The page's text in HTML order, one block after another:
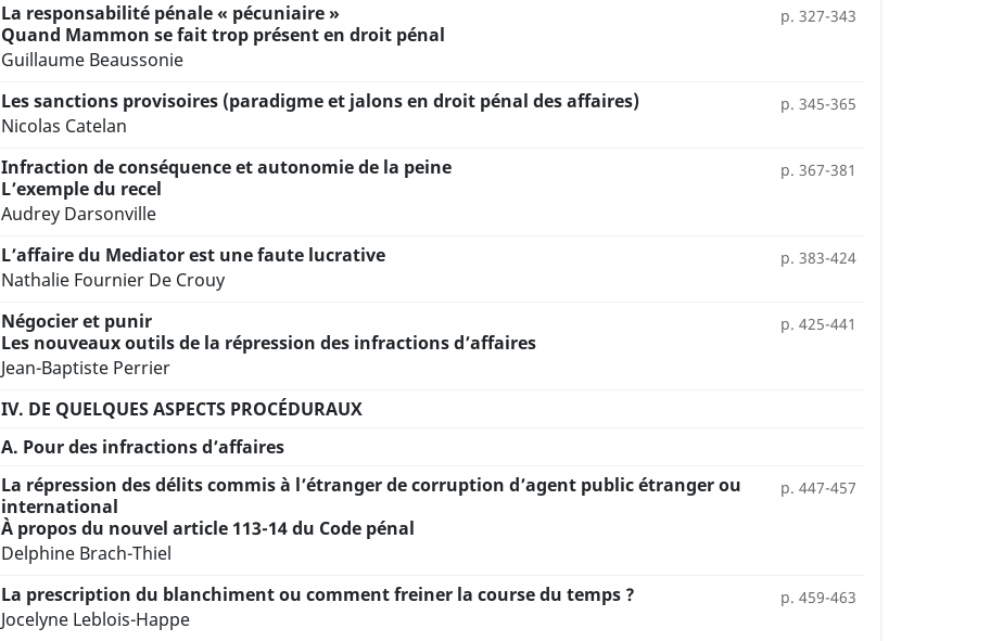
La responsabilité pénale « pécuniaire »
Quand Mammon se fait trop présent en droit pénal
Guillaume Beaussonie
p. 327-343
Les sanctions provisoires (paradigme et jalons en droit pénal des affaires)
Nicolas Catelan
p. 345-365
Infraction de conséquence et autonomie de la peine
L’exemple du recel
Audrey Darsonville
p. 367-381
L’affaire du Mediator est une faute lucrative
Nathalie Fournier De Crouy
p. 383-424
Négocier et punir
Les nouveaux outils de la répression des infractions d’affaires
Jean-Baptiste Perrier
p. 425-441
IV. DE QUELQUES ASPECTS PROCÉDURAUX
A. Pour des infractions d’affaires
La répression des délits commis à l’étranger de corruption d’agent public étranger ou
international
À propos du nouvel article 113-14 du Code pénal
Delphine Brach-Thiel
p. 447-457
La prescription du blanchiment ou comment freiner la course du temps ?
Jocelyne Leblois-Happe
p. 459-463